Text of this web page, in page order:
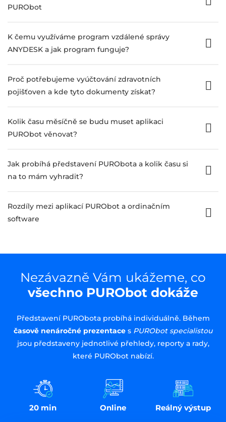
PURObot
K čemu využíváme program vzdálené správy
ANYDESK a jak program funguje?
Proč potřebujeme vyúčtování zdravotních
pojišťoven a kde tyto dokumenty získat?
Kolik času měsíčně se budu muset aplikaci
PURObot věnovat?
Jak probíhá představení PURObota a kolik času si
na to mám vyhradit?
Rozdíly mezi aplikací PURObot a ordinačním
software
Nezávazně Vám ukážeme, co
všechno PURObot dokáže
Představení PURObota probíhá individuálně. Během
časově nenáročné prezentace s PURObot specialistou
jsou představeny jednotlivé přehledy, reporty a rady,
které PURObot nabízí.
20 min Online Reálný výstup